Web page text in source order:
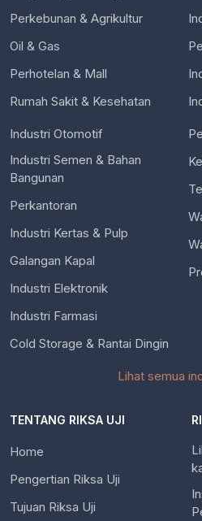
Perkebunan & Agrikultur
Oil & Gas
Perhotelan & Mall
Rumah Sakit & Kesehatan
Industri Otomotif
Industri Semen & Bahan
Bangunan
Perkantoran
Industri Kertas & Pulp
Galangan Kapal
Industri Elektronik
Industri Farmasi
Cold Storage & Rantai Dingin
Lihat semua
TENTANG RIKSA UJI
Home
Pengertian Riksa Uji
Tujuan Riksa Uji